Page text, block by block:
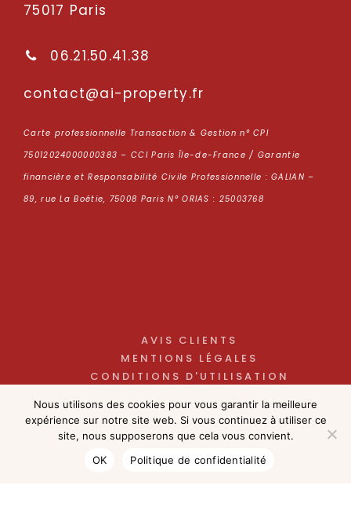
75017 Paris
06.21.50.41.38
rf.yt
repor
p-ia@
tcatn
oc
Carte professionnelle Transaction & Gestion n° CPI
75012024000000383 – CCI Paris Île-de-France / Garantie
financière et Responsabilité Civile Professionnelle : GALIAN –
89, rue La Boétie, 75008 Paris N° ORIAS : 25003768
AVIS CLIENTS
MENTIONS LÉGALES
CONDITIONS D'UTILISATION
NOS HONORAIRES
Nous utilisons des cookies pour vous garantir la meilleure
expérience sur notre site web. Si vous continuez à utiliser ce
site, nous supposerons que cela vous convient.
OK
Politique de confidentialité